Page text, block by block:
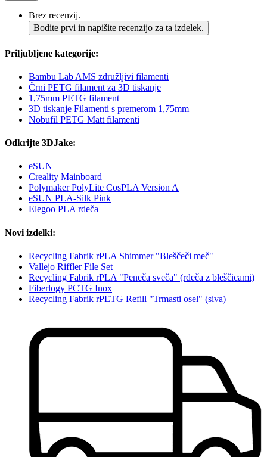
Brez recenzij.
Bodite prvi in napišite recenzijo za ta izdelek.
Priljubljene kategorije:
Bambu Lab AMS združljivi filamenti
Črni PETG filament za 3D tiskanje
1,75mm PETG filament
3D tiskanje Filamenti s premerom 1,75mm
Nobufil PETG Matt filamenti
Odkrijte 3DJake:
eSUN
Creality Mainboard
Polymaker PolyLite CosPLA Version A
eSUN PLA-Silk Pink
Elegoo PLA rdeča
Novi izdelki:
Recycling Fabrik rPLA Shimmer "Bleščeči meč"
Vallejo Riffler File Set
Recycling Fabrik rPLA "Peneča sveča" (rdeča z bleščicami)
Fiberlogy PCTG Inox
Recycling Fabrik rPETG Refill "Trmasti osel" (siva)